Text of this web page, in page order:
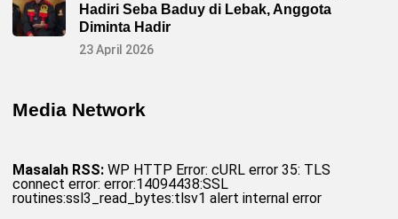
Hadiri Seba Baduy di Lebak, Anggota
Diminta Hadir
23 April 2026
Media Network
Masalah RSS: WP HTTP Error: cURL error 35: TLS
connect error: error:14094438:SSL
routines:ssl3_read_bytes:tlsv1 alert internal error